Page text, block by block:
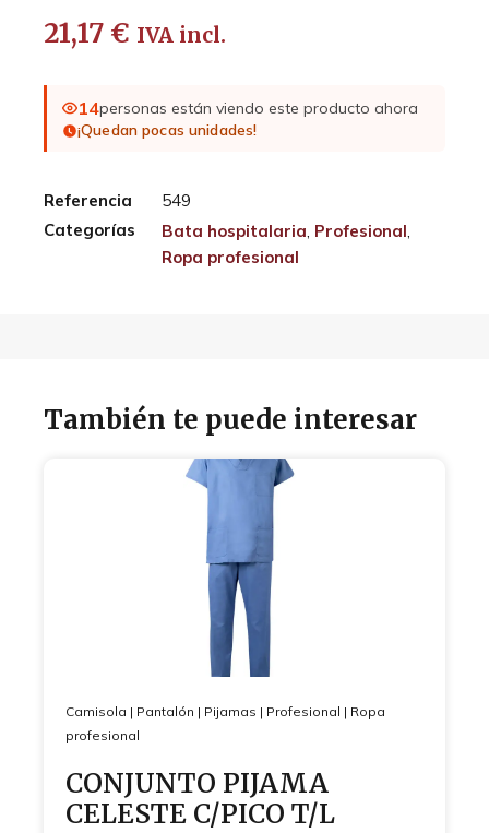
21,17 € IVA incl.
14personas están viendo este producto ahora
¡Quedan pocas unidades!
Referencia
549
Categorías
Bata hospitalaria, Profesional,
Ropa profesional
También te puede interesar
Camisola | Pantalón | Pijamas | Profesional | Ropa
profesional
CONJUNTO PIJAMA
CELESTE C/PICO T/L